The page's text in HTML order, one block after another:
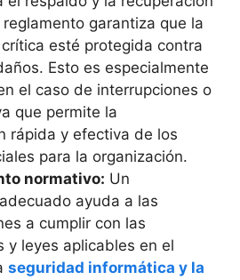
garantiza que la
esté protegida contra
Esto es especialmente
el caso de interrupciones o
que permite la
rápida y efectiva de los
para la organización.
normativo: Un
ayuda a las
a cumplir con las
y leyes aplicables en el
seguridad informática y la